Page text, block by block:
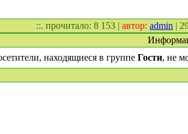
::. прочитало: 8 153 | автор: admin |
находящиеся в группе Гости, не